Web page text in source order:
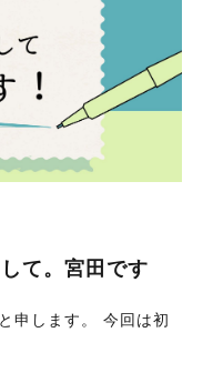
て。宮田です
申します。 今回は初